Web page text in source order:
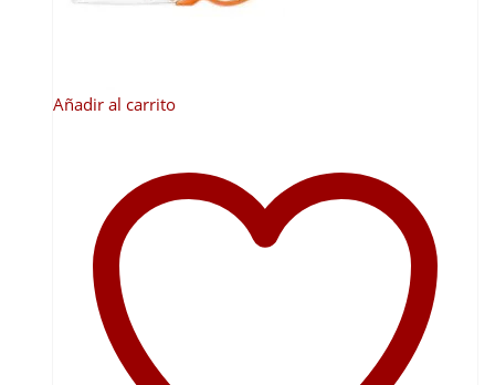
Añadir al carrito